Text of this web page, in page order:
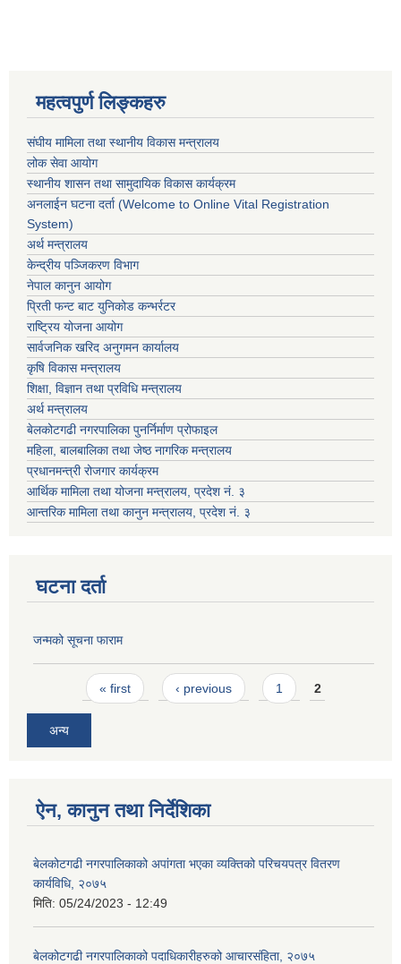
महत्वपुर्ण लिङ्कहरु
संघीय मामिला तथा स्थानीय विकास मन्त्रालय
लोक सेवा आयोग
स्थानीय शासन तथा सामुदायिक विकास कार्यक्रम
अनलाईन घटना दर्ता (Welcome to Online Vital Registration
System)
अर्थ मन्त्रालय
केन्द्रीय पञ्जिकरण विभाग
नेपाल कानुन आयोग
प्रिती फन्ट बाट युनिकोड कन्भर्रटर
राष्ट्रिय योजना आयोग
सार्वजनिक खरिद अनुगमन कार्यालय
कृषि विकास मन्त्रालय
शिक्षा, विज्ञान तथा प्रविधि मन्त्रालय
अर्थ मन्त्रालय
बेलकोटगढी नगरपालिका पुनर्निर्माण प्रोफाइल
महिला, बालबालिका तथा जेष्ठ नागरिक मन्त्रालय
प्रधानमन्त्री रोजगार कार्यक्रम
आर्थिक मामिला तथा योजना मन्त्रालय, प्रदेश नं. ३
आन्तरिक मामिला तथा कानुन मन्त्रालय, प्रदेश नं. ३
घटना दर्ता
जन्मको सूचना फाराम
Pages« first ‹ previous 1 2
अन्य
ऐन, कानुन तथा निर्देशिका
बेलकोटगढी नगरपालिकाको अपांगता भएका व्यक्तिको परिचयपत्र वितरण
कार्यविधि, २०७५
मिति: 05/24/2023 - 12:49
बेलकोटगढी नगरपालिकाको पदाधिकारीहरुको आचारसंहिता, २०७५